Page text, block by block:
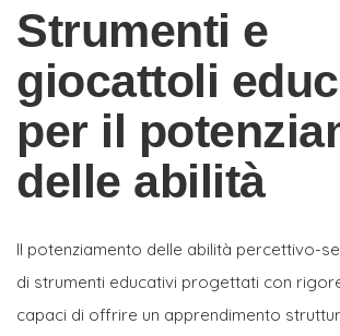
Strumenti e
giocattoli
per il
delle abilità
Il potenziamento delle abilità percettivo-
di strumenti educativi progettati con
capaci di offrire un apprendimento